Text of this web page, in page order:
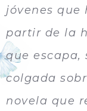
jóvenes que
partir de la
que escapa,
colgada
novela que